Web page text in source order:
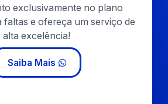
exclusivamente no plano
faltas e ofereça um serviço de
alta excelência!
Saiba Mais